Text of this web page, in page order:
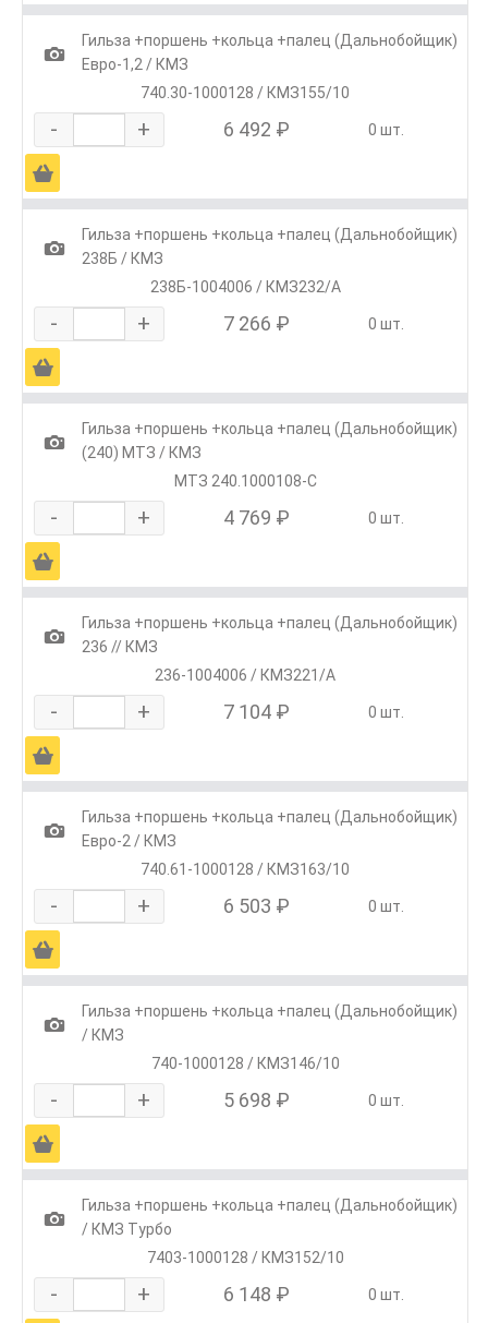
1
Гильза +поршень +кольца +палец (Дальнобойщик)
Евро-1,2 / КМЗ
740.30-1000128 / КМЗ155/10
- + 6 492 ₽ 0 шт.
Ä
1
Гильза +поршень +кольца +палец (Дальнобойщик)
238Б / КМЗ
238Б-1004006 / КМЗ232/А
- + 7 266 ₽ 0 шт.
Ä
1
Гильза +поршень +кольца +палец (Дальнобойщик)
(240) МТЗ / КМЗ
МТЗ 240.1000108-С
- + 4 769 ₽ 0 шт.
Ä
1
Гильза +поршень +кольца +палец (Дальнобойщик)
236 // КМЗ
236-1004006 / КМЗ221/А
- + 7 104 ₽ 0 шт.
Ä
1
Гильза +поршень +кольца +палец (Дальнобойщик)
Евро-2 / КМЗ
740.61-1000128 / КМЗ163/10
- + 6 503 ₽ 0 шт.
Ä
1
Гильза +поршень +кольца +палец (Дальнобойщик)
/ КМЗ
740-1000128 / КМЗ146/10
- + 5 698 ₽ 0 шт.
Ä
1
Гильза +поршень +кольца +палец (Дальнобойщик)
/ КМЗ Турбо
7403-1000128 / КМЗ152/10
- + 6 148 ₽ 0 шт.